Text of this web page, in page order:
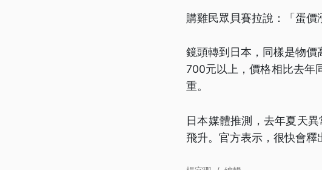
購雞民眾貝賽拉說：「蛋價
鏡頭轉到日本，同樣是物
700元以上，價格相比去年
重。
日本媒體推測，去年夏天
飛升。官方表示，很快會釋